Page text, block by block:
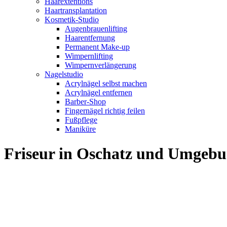
Haartransplantation
Kosmetik-Studio
Augenbrauenlifting
Haarentfernung
Permanent Make-up
Wimpernlifting
Wimpernverlängerung
Nagelstudio
Acrylnägel selbst machen
Acrylnägel entfernen
Barber-Shop
Fingernägel richtig feilen
Fußpflege
Maniküre
Friseur in Oschatz und